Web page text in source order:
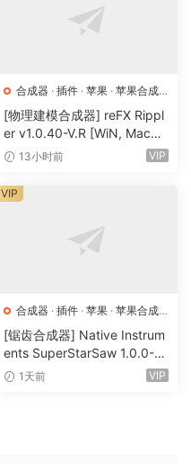
合成器 · 插件 · 苹果 · 苹果合成
器
[物理建模合成器] reFX Rippl
er v1.0.40-V.R [WiN, MacO
SX]（55MB）
13小时前 VIP
合成器 · 插件 · 苹果 · 苹果合成
器
[锯齿合成器] Native Instrum
ents SuperStarSaw 1.0.0-H
CiSO [MacOSX]（182.43M
1天前 VIP
VIP